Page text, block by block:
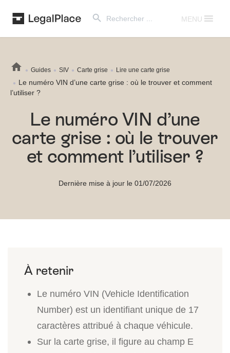
for:
MENU
Guides SIV Carte grise Lire une carte grise
Le numéro VIN d’une carte grise : où le trouver et comment
l’utiliser ?
Le numéro VIN d’une
carte grise : où le trouver
et comment l’utiliser ?
Dernière mise à jour le 01/07/2026
Le numéro VIN (Vehicle Identification
Number) est un identifiant unique de 17
caractères attribué à chaque véhicule.
Sur la carte grise, il figure au champ E